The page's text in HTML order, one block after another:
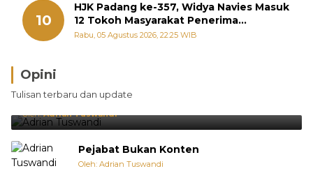
10
HJK Padang ke-357, Widya Navies Masuk
12 Tokoh Masyarakat Penerima
Penghargaan Pemko Padang
Rabu, 05 Agustus 2026, 22:25 WIB
Opini
Tulisan terbaru dan update
Brasil Lebih Diunggulkan, tetapi Jepang Selalu
Punya Cara Membuat Kejutan
Oleh:Adrian Tuswandi
Pejabat Bukan Konten
Oleh: Adrian Tuswandi